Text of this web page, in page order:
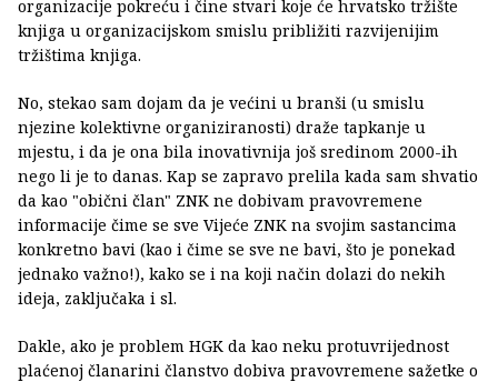
organizacije pokreću i čine stvari koje će hrvatsko tržište
knjiga u organizacijskom smislu približiti razvijenijim
tržištima knjiga.
No, stekao sam dojam da je većini u branši (u smislu
njezine kolektivne organiziranosti) draže tapkanje u
mjestu, i da je ona bila inovativnija još sredinom 2000-ih
nego li je to danas. Kap se zapravo prelila kada sam shvatio
da kao "obični član" ZNK ne dobivam pravovremene
informacije čime se sve Vijeće ZNK na svojim sastancima
konkretno bavi (kao i čime se sve ne bavi, što je ponekad
jednako važno!), kako se i na koji način dolazi do nekih
ideja, zaključaka i sl.
Dakle, ako je problem HGK da kao neku protuvrijednost
plaćenoj članarini članstvo dobiva pravovremene sažetke o